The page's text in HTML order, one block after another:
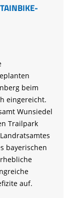
beim
eingereicht.
Wunsiedel
Trailpark
bayerischen
auf.